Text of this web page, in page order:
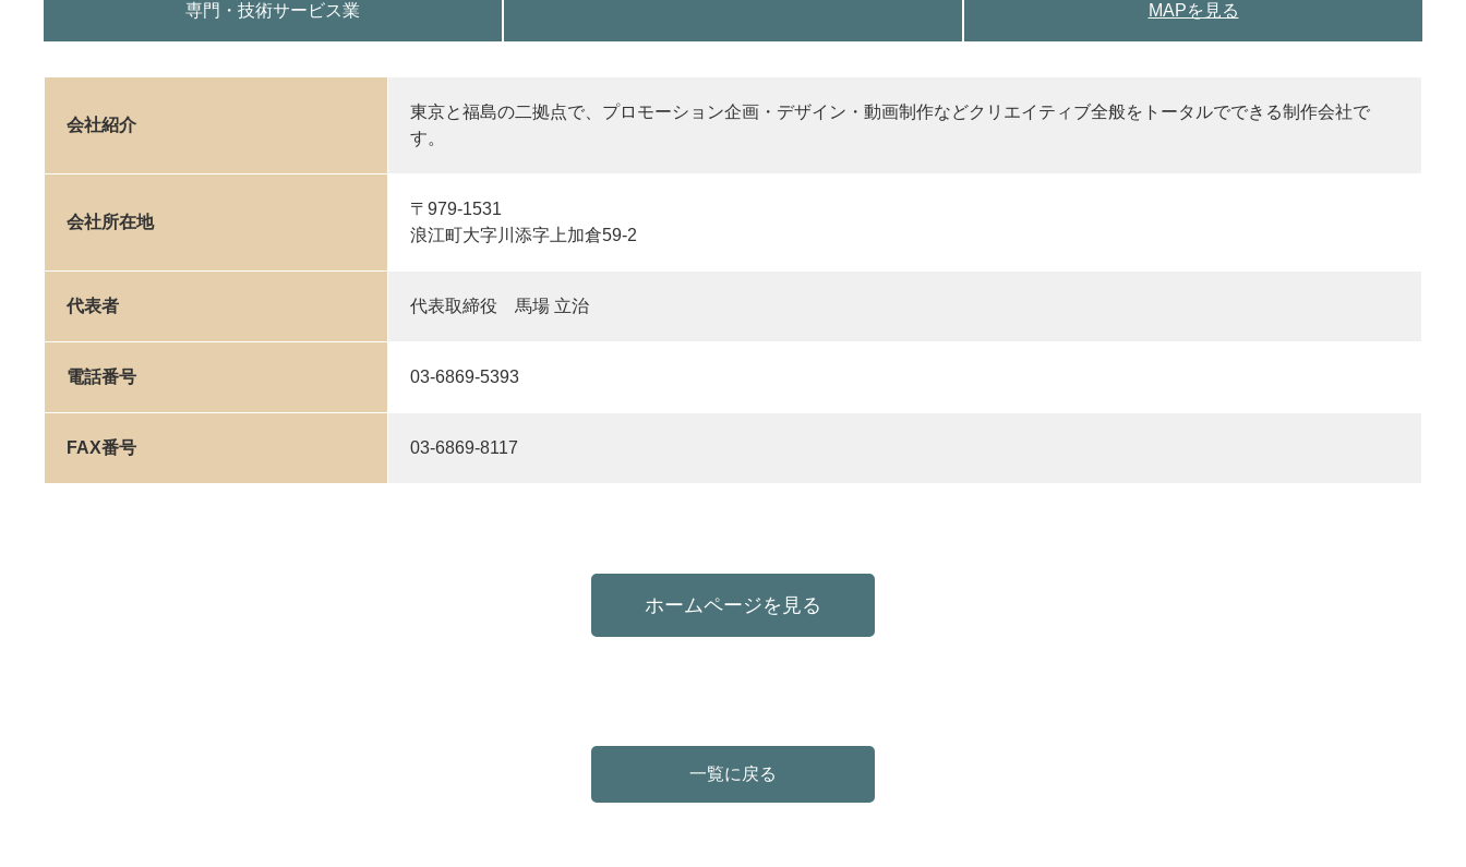
専門・技術サービス業 MAPを見る
会社紹介
東京と福島の二拠点で、プロモーション企画・デザイン・動画制作などクリエイティブ全般をトータルでできる制作会社で
す。
会社所在地
〒979-1531
浪江町大字川添字上加倉59-2
代表者 代表取締役 馬場 立治
電話番号 03-6869-5393
FAX番号 03-6869-8117
ホームページを見る
一覧に戻る